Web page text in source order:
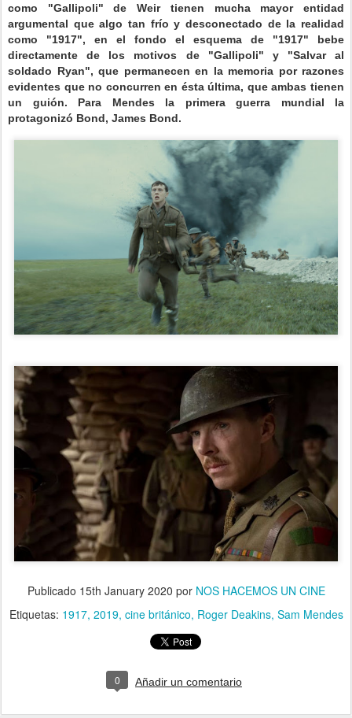
como "Gallipoli" de Weir tienen mucha mayor entidad
argumental que algo tan frío y desconectado de la realidad
como "1917", en el fondo el esquema de "1917" bebe
directamente de los motivos de "Gallipoli" y "Salvar al
soldado Ryan", que permanecen en la memoria por razones
evidentes que no concurren en ésta última, que ambas tienen
un guión. Para Mendes la primera guerra mundial la
protagonizó Bond, James Bond.
Publicado 15th January 2020 por NOS HACEMOS UN CINE
Etiquetas: 1917 2019 cine británico Roger Deakins Sam Mendes
0 Añadir un comentario